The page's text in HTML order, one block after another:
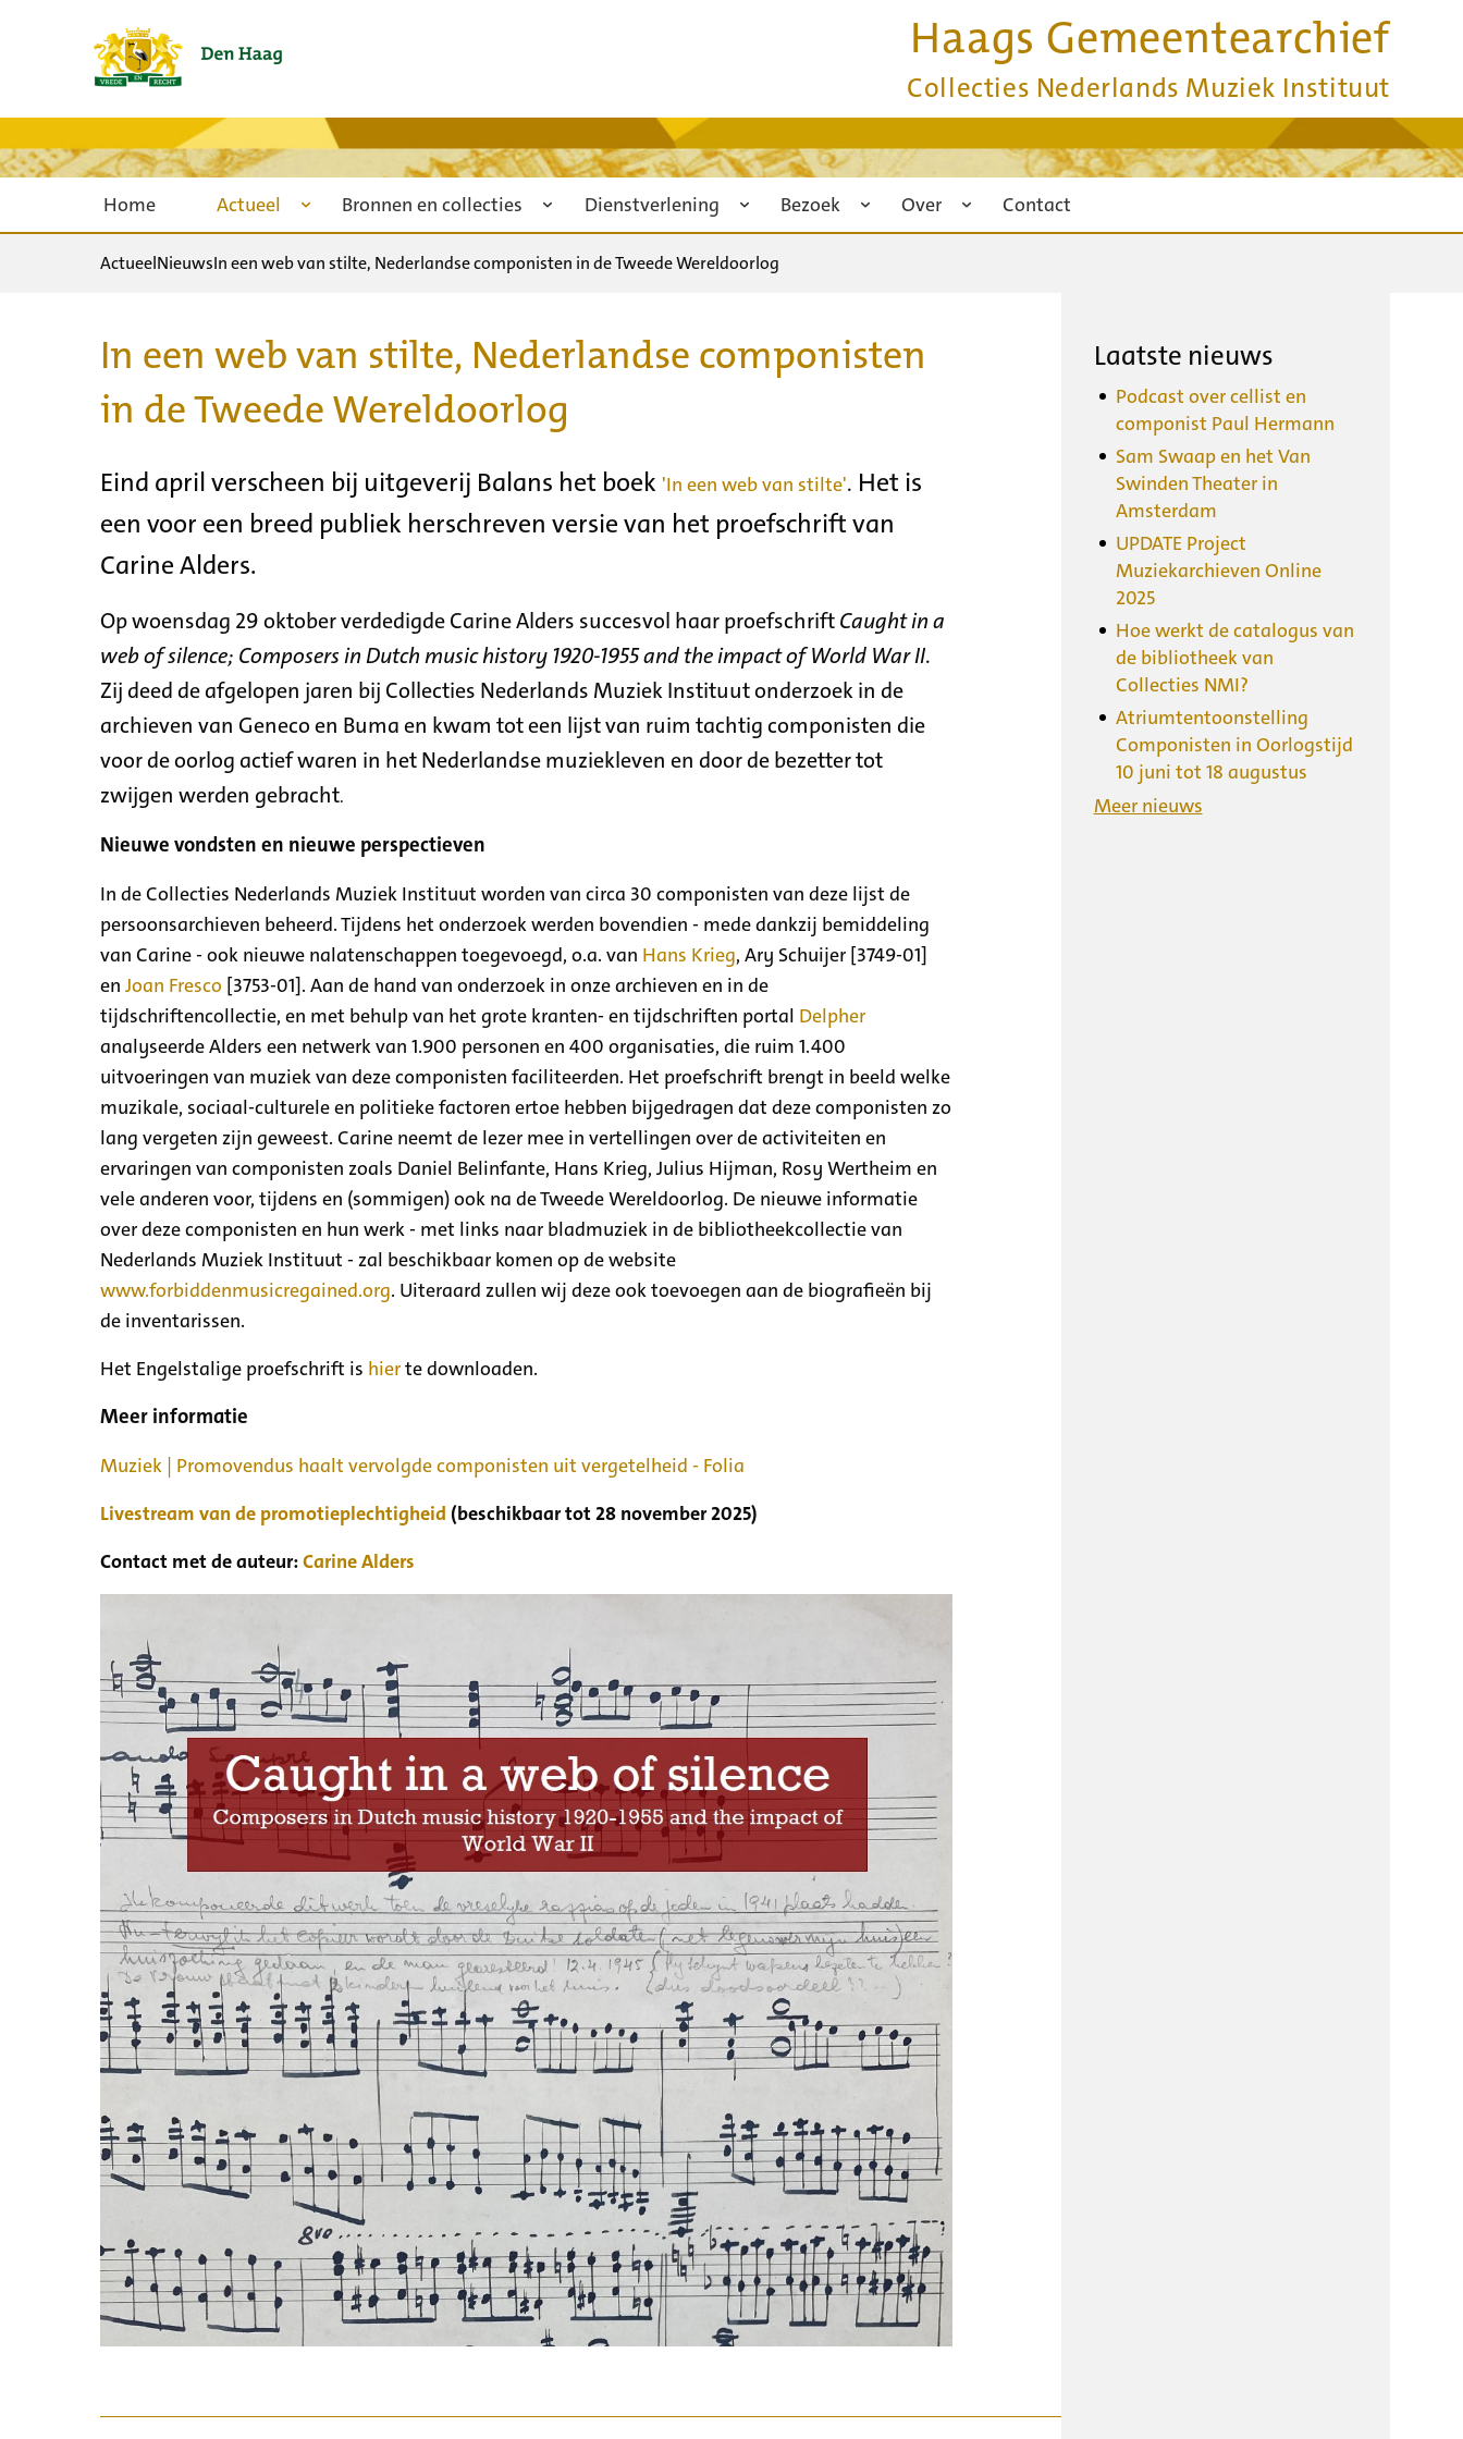
Haags Gemeentearchief
Collecties Nederlands Muziek Instituut
Home Actueel Bronnen en collecties Dienstverlening Bezoek Over Contact
ActueelNieuwsIn een web van stilte, Nederlandse componisten in de Tweede Wereldoorlog
In een web van stilte, Nederlandse componisten
in de Tweede Wereldoorlog
Eind april verscheen bij uitgeverij Balans het boek 'In een web van stilte'. Het is
een voor een breed publiek herschreven versie van het proefschrift van
Carine Alders.
Op woensdag 29 oktober verdedigde Carine Alders succesvol haar proefschriftCaught in a
web of silence; Composers in Dutch music history 1920-1955 and the impact of World War II.
Zij deed de afgelopen jaren bij Collecties Nederlands Muziek Instituut onderzoek in de
archieven van Geneco en Buma en kwam tot een lijst van ruim tachtig componisten die
voor de oorlog actief waren in het Nederlandse muziekleven en door de bezetter tot
zwijgen werden gebracht.
Nieuwe vondsten en nieuwe perspectieven
In de Collecties Nederlands Muziek Instituut worden van circa 30 componisten van deze lijst de
persoonsarchieven beheerd. Tijdens het onderzoek werden bovendien - mede dankzij bemiddeling
van Carine - ook nieuwe nalatenschappen toegevoegd, o.a. van Hans Krieg, Ary Schuijer [3749-01]
en Joan Fresco [3753-01]. Aan de hand van onderzoek in onze archieven en in de
tijdschriftencollectie, en met behulp van het grote kranten- en tijdschriften portal Delpher
analyseerde Alders een netwerk van 1.900 personen en 400 organisaties, die ruim 1.400
uitvoeringen van muziek van deze componisten faciliteerden. Het proefschrift brengt in beeld welke
muzikale, sociaal-culturele en politieke factoren ertoe hebben bijgedragen dat deze componisten zo
lang vergeten zijn geweest. Carine neemt de lezer mee in vertellingen over de activiteiten en
ervaringen van componisten zoals Daniel Belinfante, Hans Krieg, Julius Hijman, Rosy Wertheim en
vele anderen voor, tijdens en (sommigen) ook na de Tweede Wereldoorlog. De nieuwe informatie
over deze componisten en hun werk - met links naar bladmuziek in de bibliotheekcollectie van
Nederlands Muziek Instituut - zal beschikbaar komen op de website
www.forbiddenmusicregained.org. Uiteraard zullen wij deze ook toevoegen aan de biografieën bij
de inventarissen.
Het Engelstalige proefschrift is hierte downloaden.
Meer informatie
Muziek | Promovendus haalt vervolgde componisten uit vergetelheid - Folia
Livestream van de promotieplechtigheid (beschikbaar tot 28 november 2025)
Contact met de auteur:Carine Alders
Laatste nieuws
Podcast over cellist en
componist Paul Hermann
Sam Swaap en het Van
Swinden Theater in
Amsterdam
UPDATE Project
Muziekarchieven Online
2025
Hoe werkt de catalogus van
de bibliotheek van
Collecties NMI?
Atriumtentoonstelling
Componisten in Oorlogstijd
10 juni tot 18 augustus
Meer nieuws